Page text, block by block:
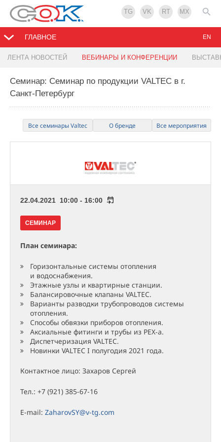
TG VK RT MX
ГЛАВНОЕ
ЛЕНТА НОВОСТЕЙ ВЕБИНАРЫ И КОНФЕРЕНЦИИ
EN
Семинар: Cеминар по продукции VALTEC в г.
Санкт-Петербург
Все семинары Valtec О бренде Все мероприятия
22.04.2021 10:00 - 16:00
СЕМИНАР
План семинара:
Горизонтальные системы отопления
и водоснабжения.
Этажные узлы и квартирные станции.
Балансировочные клапаны VALTEC.
Варианты разводки трубопроводов системы
отопления.
Способы обвязки приборов отопления.
Аксиальные фитинги и трубы из PEX-a.
Диспетчеризация VALTEC.
Новинки VALTEC I полугодия 2021 года.
Контактное лицо: Захаров Сергей
Тел.: +7 (921) 385-67-16
E-mail: ZaharovSY@v-tg.com